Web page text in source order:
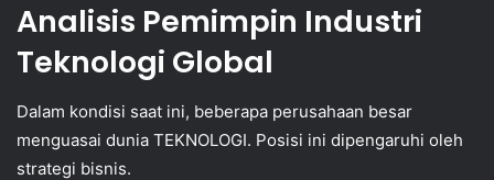
Analisis Pemimpin Industri
Teknologi Global
Dalam kondisi saat ini, beberapa perusahaan besar
menguasai dunia TEKNOLOGI. Posisi ini dipengaruhi oleh
strategi bisnis.